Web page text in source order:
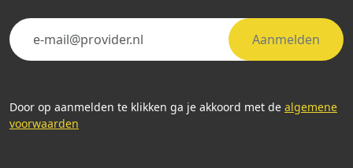
Aanmelden
Door op aanmelden te klikken ga je akkoord met de algemene
voorwaarden